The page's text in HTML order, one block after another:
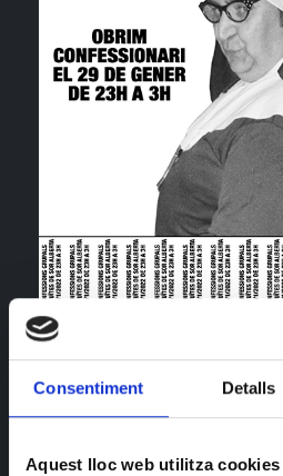
Consentiment Detalls
Aquest lloc web utilitza cookies
Amiguis! La nostra dj resident
en una sessió de retrobament